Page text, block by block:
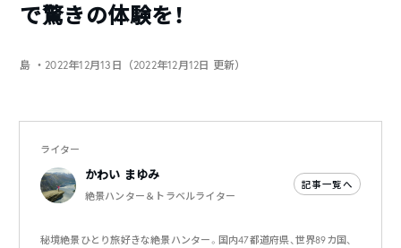
で驚きの体験を！
島 ・2022年12月13日（2022年12月12日 更新）
ライター
かわい まゆみ
絶景ハンター＆トラベルライター
記事一覧へ
秘境絶景ひとり旅好きな絶景ハンター。国内47都道府県、世界89カ国、